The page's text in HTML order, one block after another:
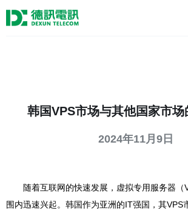
韩国VPS市场与其他国家市场
2024年11月9日
随着互联网的快速发展，虚拟专用服务器（
围内迅速兴起。韩国作为亚洲的IT强国，其VPS